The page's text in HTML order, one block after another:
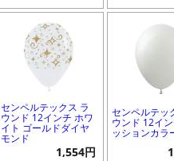
センペルテックス ラ
ウンド 12インチ ホワ
イト ゴールドダイヤ
モンド
1,554円
センペルテッ
ウンド 12イ
ッションカラ